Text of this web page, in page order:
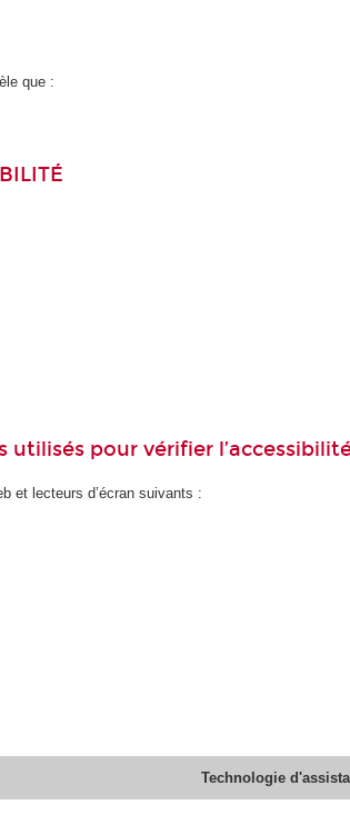
que :
pour vérifier
et lecteurs d’écran suivants :
Technologie